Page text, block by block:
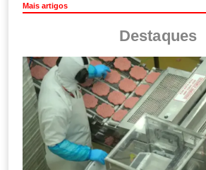
Mais artigos
Destaques